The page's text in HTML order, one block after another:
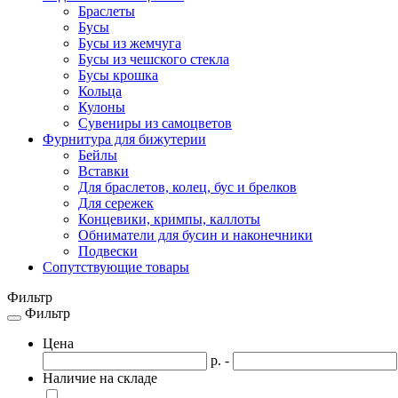
Браслеты
Бусы
Бусы из жемчуга
Бусы из чешского стекла
Бусы крошка
Кольца
Кулоны
Сувениры из самоцветов
Фурнитура для бижутерии
Бейлы
Вставки
Для браслетов, колец, бус и брелков
Для сережек
Концевики, кримпы, каллоты
Обниматели для бусин и наконечники
Подвески
Сопутствующие товары
Фильтр
Toggle
navigation
Фильтр
Цена
р. -
Наличие на складе